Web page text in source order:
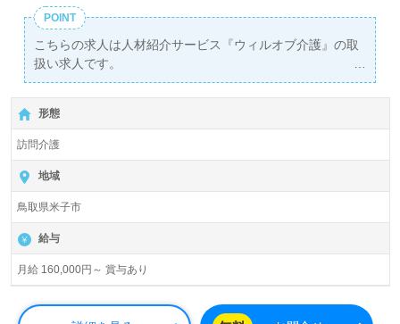
POINT
こちらの求人は人材紹介サービス『ウィルオブ介護』の取
扱い求人です。
詳細に関してお気軽にご相談ください♪
【無料】で皆さんの転職活動をサポートいたします。
形態
訪問介護
地域
鳥取県米子市
給与
月給 160,000円～ 賞与あり